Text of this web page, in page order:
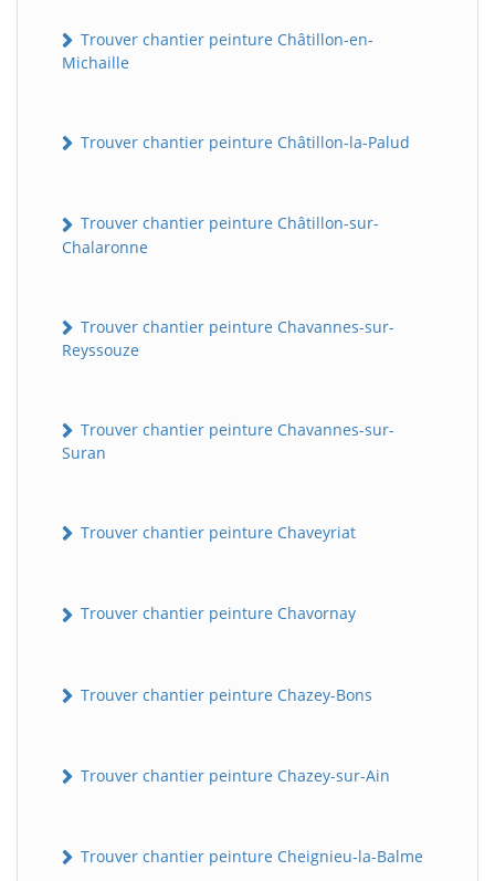
Trouver chantier peinture Châtillon-en-
Michaille
Trouver chantier peinture Châtillon-la-Palud
Trouver chantier peinture Châtillon-sur-
Chalaronne
Trouver chantier peinture Chavannes-sur-
Reyssouze
Trouver chantier peinture Chavannes-sur-
Suran
Trouver chantier peinture Chaveyriat
Trouver chantier peinture Chavornay
Trouver chantier peinture Chazey-Bons
Trouver chantier peinture Chazey-sur-Ain
Trouver chantier peinture Cheignieu-la-Balme